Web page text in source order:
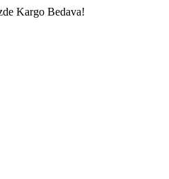
Kargo Bedava!